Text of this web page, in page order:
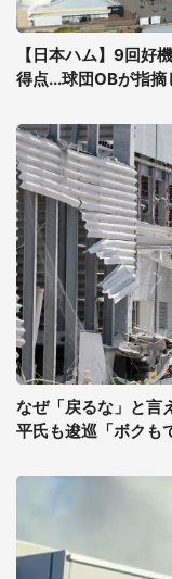
【日本ハム】9回好
得点...球団OBが指摘
なぜ「戻るな」と言
平氏も逡巡「ボクも